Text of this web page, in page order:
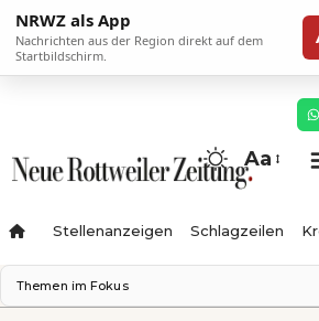
NRWZ als App
Nachrichten aus der Region direkt auf dem
Startbildschirm.
Aa
Stellenanzeigen Schlagzeilen
Themen im Fokus